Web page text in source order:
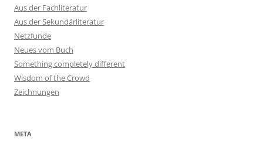
Aus der Fachliteratur
Aus der Sekundärliteratur
Netzfunde
Neues vom Buch
Something completely different
Wisdom of the Crowd
Zeichnungen
META